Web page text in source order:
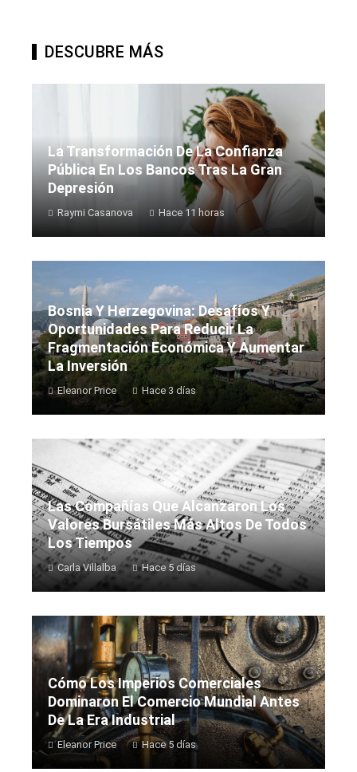
DESCUBRE MÁS
La Transformación De La Confianza
Pública En Los Bancos Tras La Gran
Depresión
Raymi Casanova Hace 11 horas
Bosnia Y Herzegovina: Desafíos Y
Oportunidades Para Reducir La
Fragmentación Económica Y Aumentar
La Inversión
Eleanor Price Hace 3 días
Las Compañías Que Alcanzaron Los
Valores Bursátiles Más Altos De Todos
Los Tiempos
Carla Villalba Hace 5 días
Cómo Los Imperios Comerciales
Dominaron El Comercio Mundial Antes
De La Era Industrial
Eleanor Price Hace 5 días